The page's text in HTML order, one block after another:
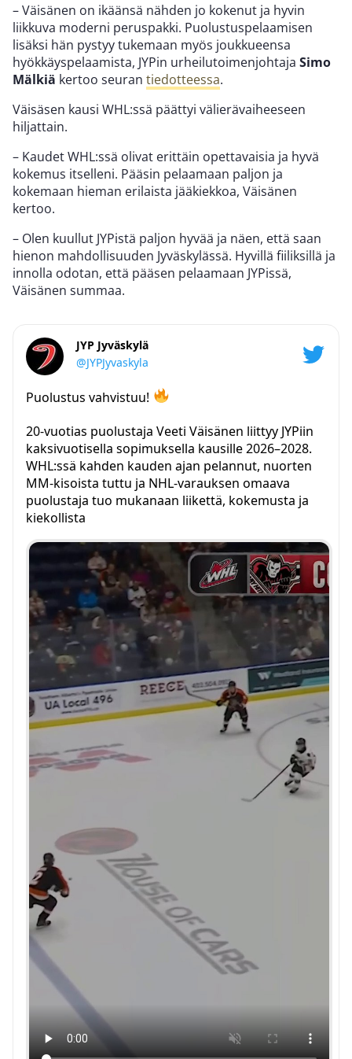
– Väisänen on ikäänsä nähden jo kokenut ja hyvin
liikkuva moderni peruspakki. Puolustuspelaamisen
lisäksi hän pystyy tukemaan myös joukkueensa
hyökkäyspelaamista, JYPin urheilutoimenjohtaja Simo
Mälkiä kertoo seuran tiedotteessa.
Väisäsen kausi WHL:ssä päättyi välierävaiheeseen
hiljattain.
– Kaudet WHL:ssä olivat erittäin opettavaisia ja hyvä
kokemus itselleni. Pääsin pelaamaan paljon ja
kokemaan hieman erilaista jääkiekkoa, Väisänen
kertoo.
– Olen kuullut JYPistä paljon hyvää ja näen, että saan
hienon mahdollisuuden Jyväskylässä. Hyvillä fiiliksillä ja
innolla odotan, että pääsen pelaamaan JYPissä,
Väisänen summaa.
JYP Jyväskylä
@JYPJyvaskyla
Puolustus vahvistuu!
20-vuotias puolustaja Veeti Väisänen liittyy JYPiin
kaksivuotisella sopimuksella kausille 2026–2028.
WHL:ssä kahden kauden ajan pelannut, nuorten
MM-kisoista tuttu ja NHL-varauksen omaava
puolustaja tuo mukanaan liikettä, kokemusta ja
kiekollista